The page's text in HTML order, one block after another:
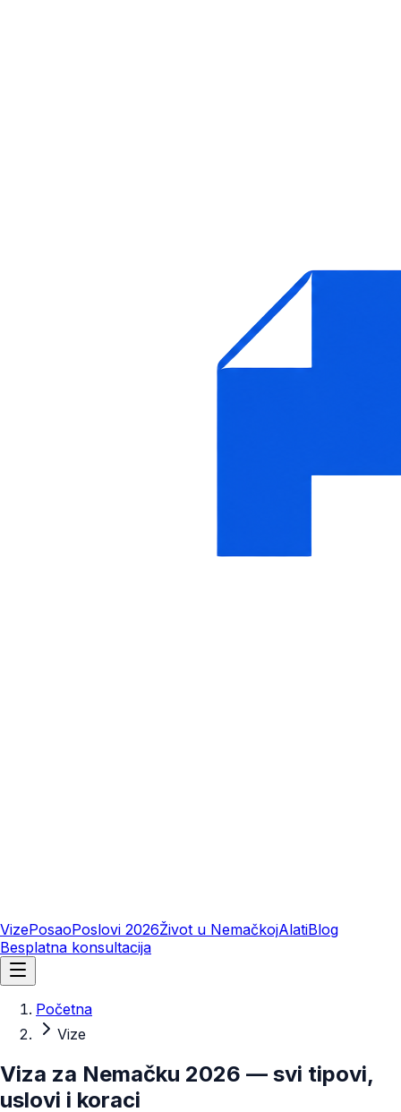
VizePosaoPoslovi 2026Život u NemačkojAlatiBlog
Besplatna konsultacija
Početna
Vize
Viza za Nemačku 2026 — svi tipovi,
uslovi i koraci